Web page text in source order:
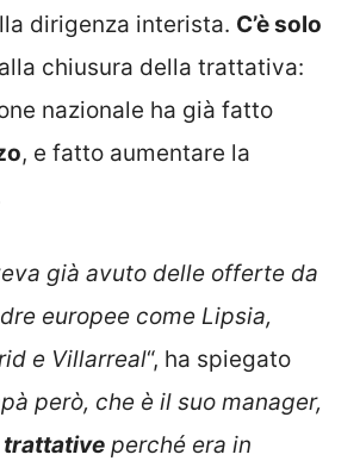
dirigenza interista. C’è solo
alla chiusura della trattativa:
nazionale ha già fatto
, e fatto aumentare la
già avuto delle offerte da
europee come Lipsia,
e Villarreal“, ha spiegato
però, che è il suo manager,
trattative perché era in